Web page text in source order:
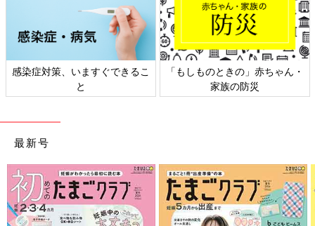
感染症対策、いますぐできるこ
と
「もしものときの」赤ちゃん・
家族の防災
最新号